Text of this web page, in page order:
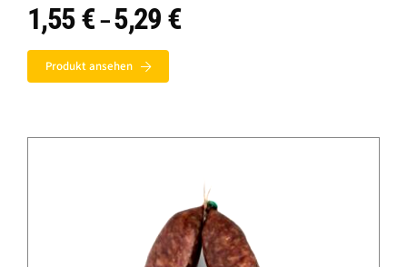
1,55€ –5,29 €Preisspanne:
1,55 €
Produkt ansehen